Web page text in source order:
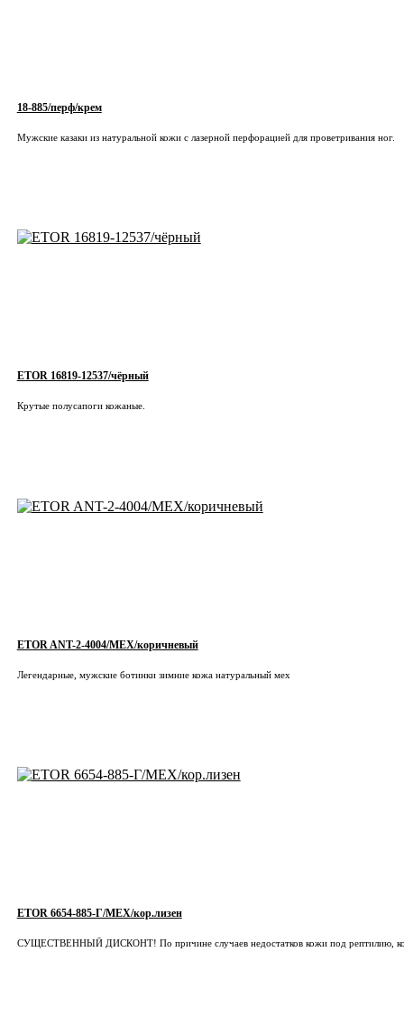
18-885/перф/крем
Мужские казаки из натуральной кожи с лазерной перфорацией для проветривания ног.
ETOR 16819-12537/чёрный
Крутые полусапоги кожаные.
ETOR ANT-2-4004/МЕХ/коричневый
Легендарные, мужские ботинки зимние кожа натуральный мех
ETOR 6654-885-Г/МЕХ/кор.лизен